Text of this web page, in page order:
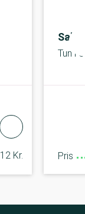
12 Kr.
Tun i
Pris